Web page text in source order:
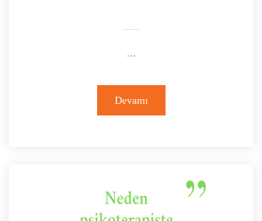
...
Devamı